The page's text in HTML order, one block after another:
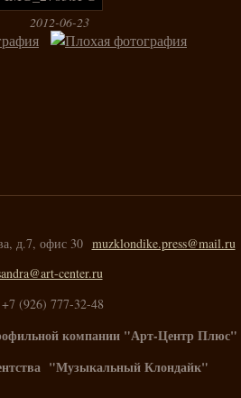
2012-06-23
д.7, офис 30 muzklondike.press@mail.ru
center.ru
+7 (926) 777-32-48
компании "Арт-Центр Плюс"
"Музыкальный Клондайк"